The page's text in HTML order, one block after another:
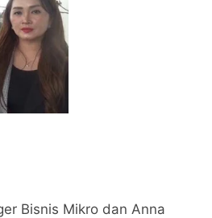
Bisnis Mikro dan Anna